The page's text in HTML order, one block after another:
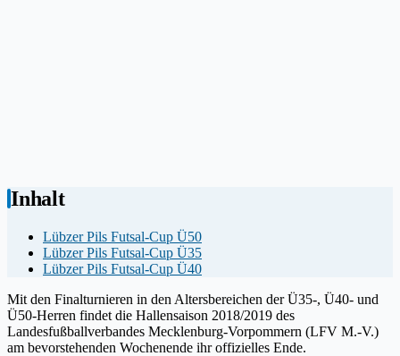
Inhalt
Lübzer Pils Futsal-Cup Ü50
Lübzer Pils Futsal-Cup Ü35
Lübzer Pils Futsal-Cup Ü40
Mit den Finalturnieren in den Altersbereichen der Ü35-, Ü40- und
Ü50-Herren findet die Hallensaison 2018/2019 des
Landesfußballverbandes Mecklenburg-Vorpommern (LFV M.-V.)
am bevorstehenden Wochenende ihr offizielles Ende.